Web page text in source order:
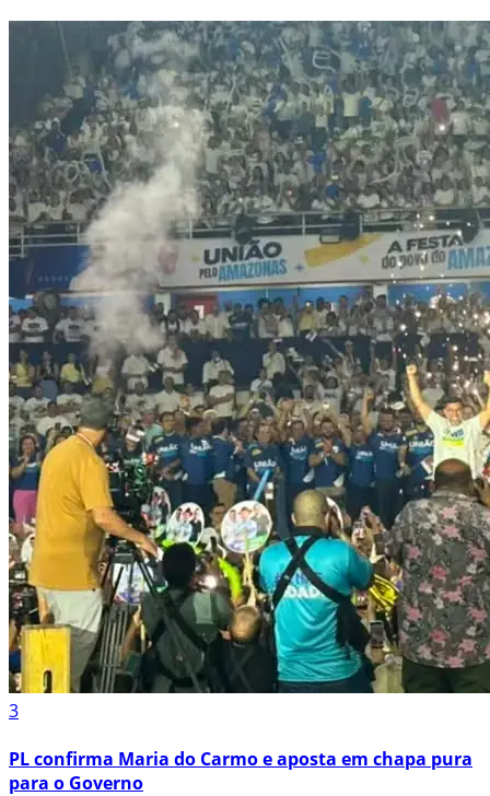
3
PL confirma Maria do Carmo e aposta em chapa pura
para o Governo